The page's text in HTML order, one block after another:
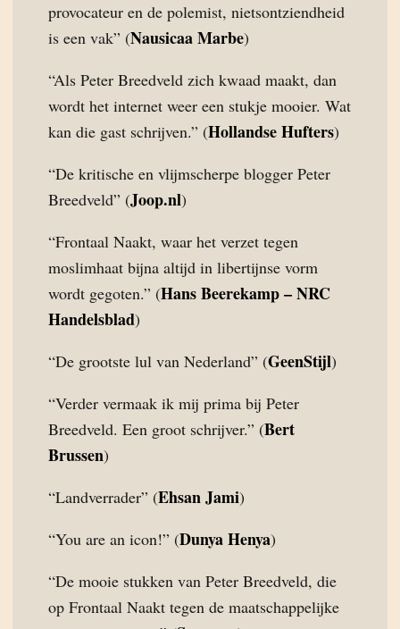
provocateur en de polemist, nietsontziendheid
is een vak” (Nausicaa Marbe)
“Als Peter Breedveld zich kwaad maakt, dan
wordt het internet weer een stukje mooier. Wat
kan die gast schrijven.” (Hollandse Hufters)
“De kritische en vlijmscherpe blogger Peter
Breedveld” (Joop.nl)
“Frontaal Naakt, waar het verzet tegen
moslimhaat bijna altijd in libertijnse vorm
wordt gegoten.” (Hans Beerekamp – NRC
Handelsblad)
“De grootste lul van Nederland” (GeenStijl)
“Verder vermaak ik mij prima bij Peter
Breedveld. Een groot schrijver.” (Bert
Brussen)
“Landverrader” (Ehsan Jami)
“You are an icon!” (Dunya Henya)
“De mooie stukken van Peter Breedveld, die
op Frontaal Naakt tegen de maatschappelijke